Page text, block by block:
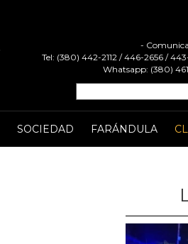
-
Tel: (380) 442-2112 / 446-2656 /
Whatsapp: (380)
SOCIEDAD FARÁNDULA